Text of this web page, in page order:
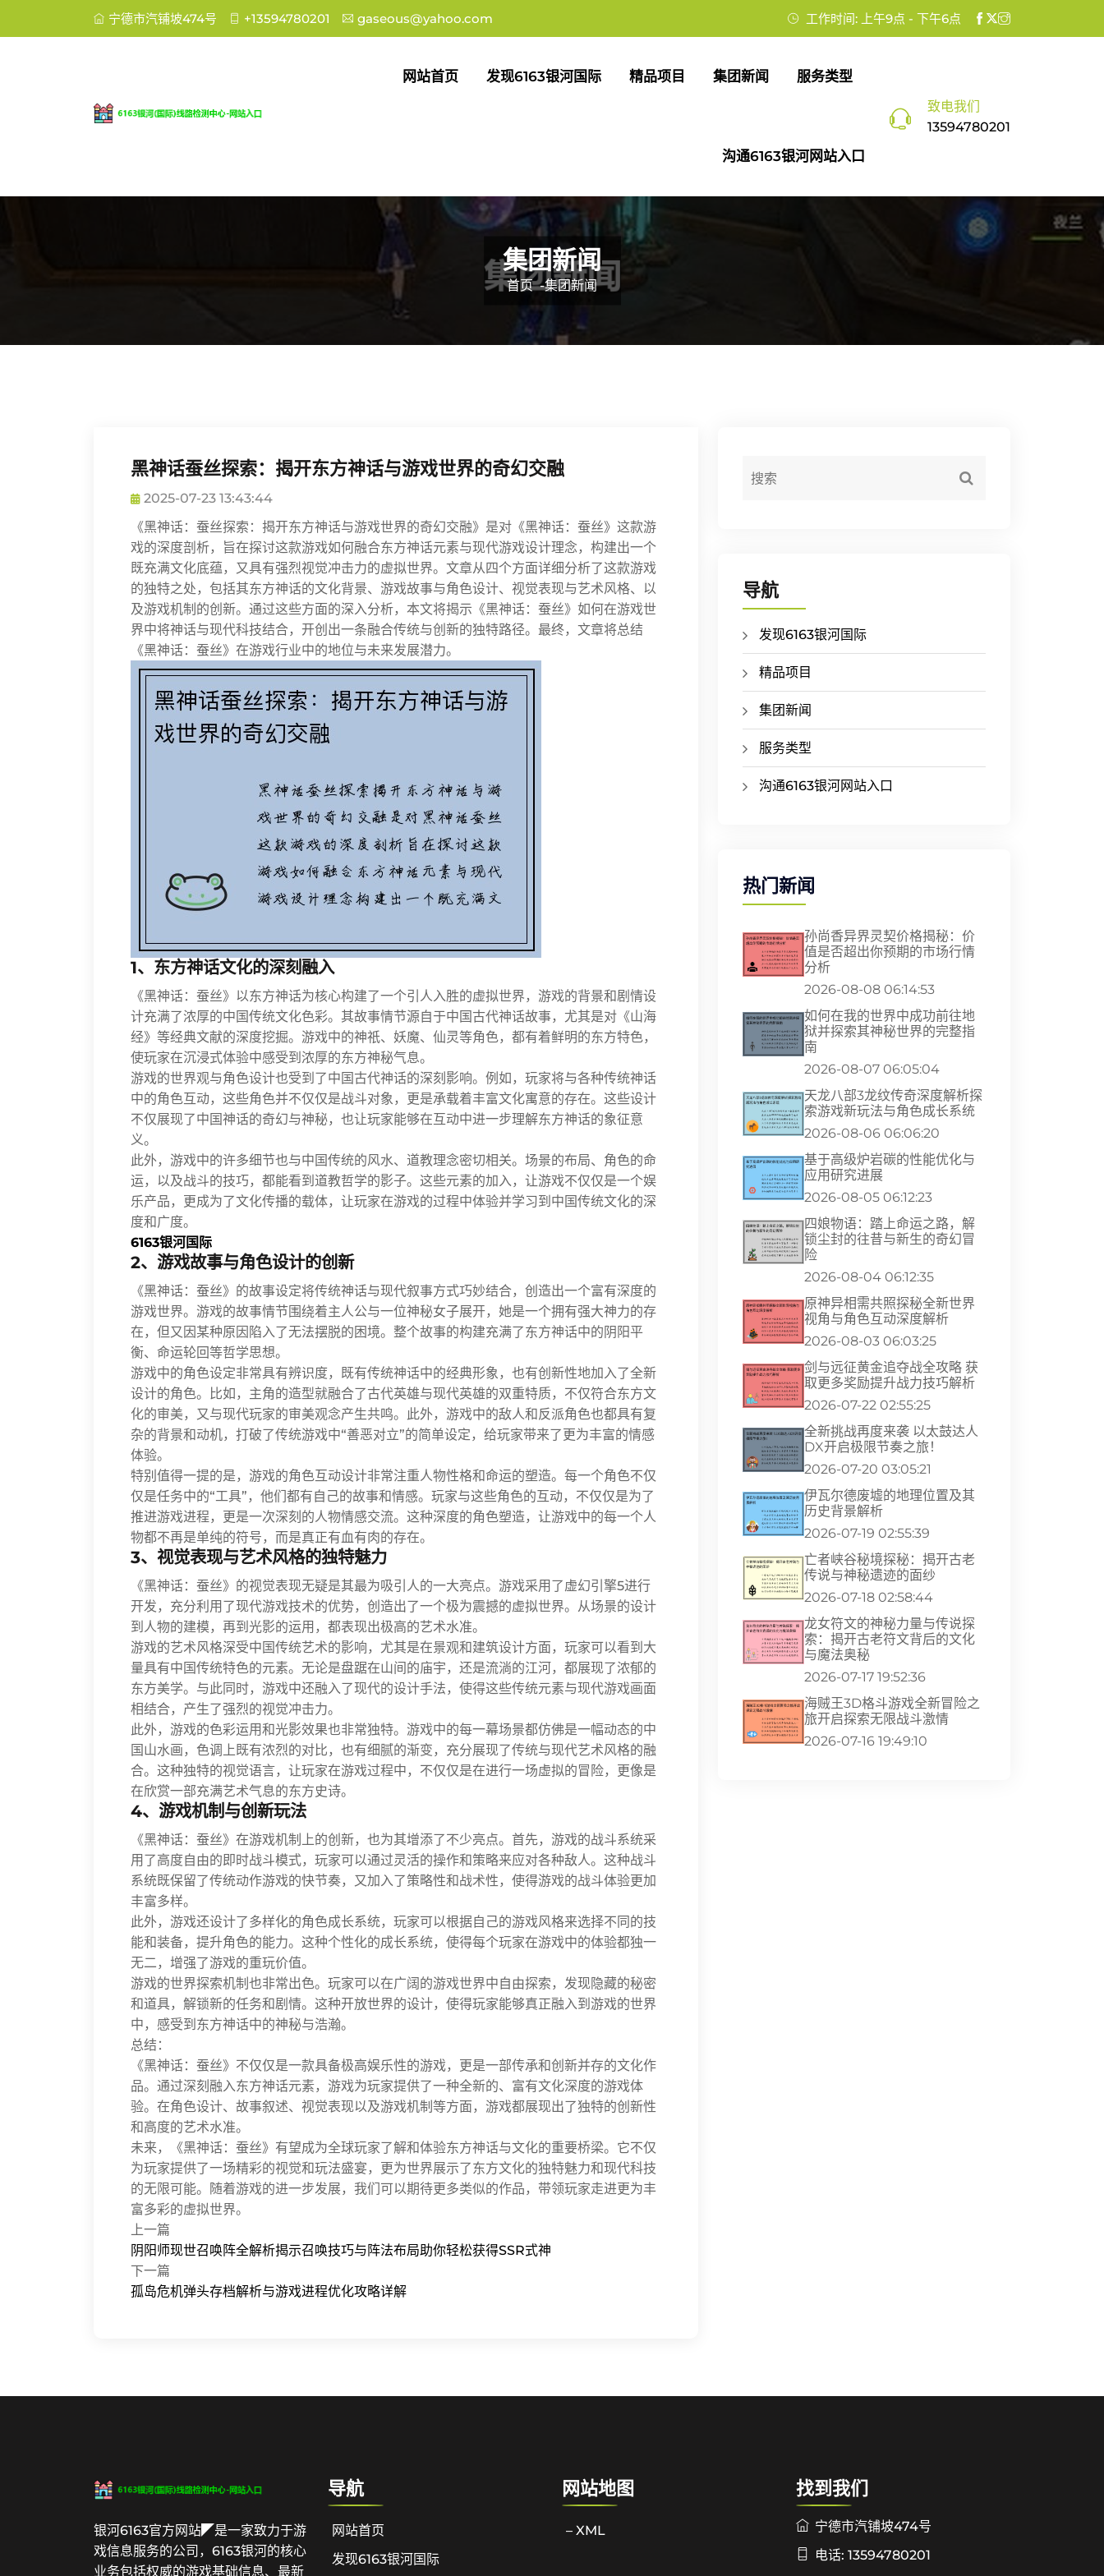
宁德市汽铺坡474号 +13594780201 gaseous@yahoo.com 工作时间: 上午9点 - 下午6点
网站首页 发现6163银河国际 精品项目 集团新闻 服务类型
沟通6163银河网站入口
致电我们
13594780201
集团新闻
首页 -集团新闻
黑神话蚕丝探索：揭开东方神话与游戏世界的奇幻交融
2025-07-23 13:43:44
《黑神话：蚕丝探索：揭开东方神话与游戏世界的奇幻交融》是对《黑神话：蚕丝》这款游
戏的深度剖析，旨在探讨这款游戏如何融合东方神话元素与现代游戏设计理念，构建出一个
既充满文化底蕴，又具有强烈视觉冲击力的虚拟世界。文章从四个方面详细分析了这款游戏
的独特之处，包括其东方神话的文化背景、游戏故事与角色设计、视觉表现与艺术风格、以
及游戏机制的创新。通过这些方面的深入分析，本文将揭示《黑神话：蚕丝》如何在游戏世
界中将神话与现代科技结合，开创出一条融合传统与创新的独特路径。最终，文章将总结
《黑神话：蚕丝》在游戏行业中的地位与未来发展潜力。
1、东方神话文化的深刻融入
《黑神话：蚕丝》以东方神话为核心构建了一个引人入胜的虚拟世界，游戏的背景和剧情设
计充满了浓厚的中国传统文化色彩。其故事情节源自于中国古代神话故事，尤其是对《山海
经》等经典文献的深度挖掘。游戏中的神祇、妖魔、仙灵等角色，都有着鲜明的东方特色，
使玩家在沉浸式体验中感受到浓厚的东方神秘气息。
游戏的世界观与角色设计也受到了中国古代神话的深刻影响。例如，玩家将与各种传统神话
中的角色互动，这些角色并不仅仅是战斗对象，更是承载着丰富文化寓意的存在。这些设计
不仅展现了中国神话的奇幻与神秘，也让玩家能够在互动中进一步理解东方神话的象征意
义。
此外，游戏中的许多细节也与中国传统的风水、道教理念密切相关。场景的布局、角色的命
运，以及战斗的技巧，都能看到道教哲学的影子。这些元素的加入，让游戏不仅仅是一个娱
乐产品，更成为了文化传播的载体，让玩家在游戏的过程中体验并学习到中国传统文化的深
度和广度。
6163银河国际
2、游戏故事与角色设计的创新
《黑神话：蚕丝》的故事设定将传统神话与现代叙事方式巧妙结合，创造出一个富有深度的
游戏世界。游戏的故事情节围绕着主人公与一位神秘女子展开，她是一个拥有强大神力的存
在，但又因某种原因陷入了无法摆脱的困境。整个故事的构建充满了东方神话中的阴阳平
衡、命运轮回等哲学思想。
游戏中的角色设定非常具有辨识度，既有传统神话中的经典形象，也有创新性地加入了全新
设计的角色。比如，主角的造型就融合了古代英雄与现代英雄的双重特质，不仅符合东方文
化的审美，又与现代玩家的审美观念产生共鸣。此外，游戏中的敌人和反派角色也都具有复
杂的背景和动机，打破了传统游戏中“善恶对立”的简单设定，给玩家带来了更为丰富的情感
体验。
特别值得一提的是，游戏的角色互动设计非常注重人物性格和命运的塑造。每一个角色不仅
仅是任务中的“工具”，他们都有自己的故事和情感。玩家与这些角色的互动，不仅仅是为了
推进游戏进程，更是一次深刻的人物情感交流。这种深度的角色塑造，让游戏中的每一个人
物都不再是单纯的符号，而是真正有血有肉的存在。
3、视觉表现与艺术风格的独特魅力
《黑神话：蚕丝》的视觉表现无疑是其最为吸引人的一大亮点。游戏采用了虚幻引擎5进行
开发，充分利用了现代游戏技术的优势，创造出了一个极为震撼的虚拟世界。从场景的设计
到人物的建模，再到光影的运用，都表现出极高的艺术水准。
游戏的艺术风格深受中国传统艺术的影响，尤其是在景观和建筑设计方面，玩家可以看到大
量具有中国传统特色的元素。无论是盘踞在山间的庙宇，还是流淌的江河，都展现了浓郁的
东方美学。与此同时，游戏中还融入了现代的设计手法，使得这些传统元素与现代游戏画面
相结合，产生了强烈的视觉冲击力。
此外，游戏的色彩运用和光影效果也非常独特。游戏中的每一幕场景都仿佛是一幅动态的中
国山水画，色调上既有浓烈的对比，也有细腻的渐变，充分展现了传统与现代艺术风格的融
合。这种独特的视觉语言，让玩家在游戏过程中，不仅仅是在进行一场虚拟的冒险，更像是
在欣赏一部充满艺术气息的东方史诗。
4、游戏机制与创新玩法
《黑神话：蚕丝》在游戏机制上的创新，也为其增添了不少亮点。首先，游戏的战斗系统采
用了高度自由的即时战斗模式，玩家可以通过灵活的操作和策略来应对各种敌人。这种战斗
系统既保留了传统动作游戏的快节奏，又加入了策略性和战术性，使得游戏的战斗体验更加
丰富多样。
此外，游戏还设计了多样化的角色成长系统，玩家可以根据自己的游戏风格来选择不同的技
能和装备，提升角色的能力。这种个性化的成长系统，使得每个玩家在游戏中的体验都独一
无二，增强了游戏的重玩价值。
游戏的世界探索机制也非常出色。玩家可以在广阔的游戏世界中自由探索，发现隐藏的秘密
和道具，解锁新的任务和剧情。这种开放世界的设计，使得玩家能够真正融入到游戏的世界
中，感受到东方神话中的神秘与浩瀚。
总结：
《黑神话：蚕丝》不仅仅是一款具备极高娱乐性的游戏，更是一部传承和创新并存的文化作
品。通过深刻融入东方神话元素，游戏为玩家提供了一种全新的、富有文化深度的游戏体
验。在角色设计、故事叙述、视觉表现以及游戏机制等方面，游戏都展现出了独特的创新性
和高度的艺术水准。
未来，《黑神话：蚕丝》有望成为全球玩家了解和体验东方神话与文化的重要桥梁。它不仅
为玩家提供了一场精彩的视觉和玩法盛宴，更为世界展示了东方文化的独特魅力和现代科技
的无限可能。随着游戏的进一步发展，我们可以期待更多类似的作品，带领玩家走进更为丰
富多彩的虚拟世界。
上一篇
阴阳师现世召唤阵全解析揭示召唤技巧与阵法布局助你轻松获得SSR式神
下一篇
孤岛危机弹头存档解析与游戏进程优化攻略详解
导航
发现6163银河国际
精品项目
集团新闻
服务类型
沟通6163银河网站入口
热门新闻
孙尚香异界灵契价格揭秘：价
值是否超出你预期的市场行情
分析
2026-08-08 06:14:53
如何在我的世界中成功前往地
狱并探索其神秘世界的完整指
南
2026-08-07 06:05:04
天龙八部3龙纹传奇深度解析探
索游戏新玩法与角色成长系统
2026-08-06 06:06:20
基于高级炉岩碳的性能优化与
应用研究进展
2026-08-05 06:12:23
四娘物语：踏上命运之路，解
锁尘封的往昔与新生的奇幻冒
险
2026-08-04 06:12:35
原神异相需共照探秘全新世界
视角与角色互动深度解析
2026-08-03 06:03:25
剑与远征黄金追夺战全攻略 获
取更多奖励提升战力技巧解析
2026-07-22 02:55:25
全新挑战再度来袭 以太鼓达人
DX开启极限节奏之旅！
2026-07-20 03:05:21
伊瓦尔德废墟的地理位置及其
历史背景解析
2026-07-19 02:55:39
亡者峡谷秘境探秘：揭开古老
传说与神秘遗迹的面纱
2026-07-18 02:58:44
龙女符文的神秘力量与传说探
索：揭开古老符文背后的文化
与魔法奥秘
2026-07-17 19:52:36
海贼王3D格斗游戏全新冒险之
旅开启探索无限战斗激情
2026-07-16 19:49:10
银河6163官方网站◤是一家致力于游
戏信息服务的公司，6163银河的核心
业务包括权威的游戏基础信息、最新
导航
网站首页
发现6163银河国际
网站地图
– XML
找到我们
宁德市汽铺坡474号
电话: 13594780201